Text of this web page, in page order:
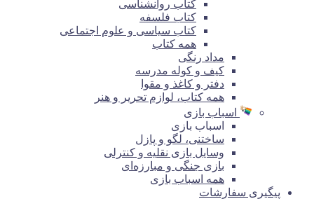
کتاب روانشناسی
کتاب فلسفه
کتاب سیاسی و علوم اجتماعی
همه کتاب
مداد رنگی
کیف و کوله مدرسه
دفتر و کاغذ و مقوا
همه کتاب، لوازم تحریر و هنر
اسباب بازی
اسباب بازی
ساختنی، لگو و پازل
وسایل بازی نقلیه و کنترلی
بازی جنگی و مبارزه‌ای
همه اسباب بازی
پیگیری سفارشات